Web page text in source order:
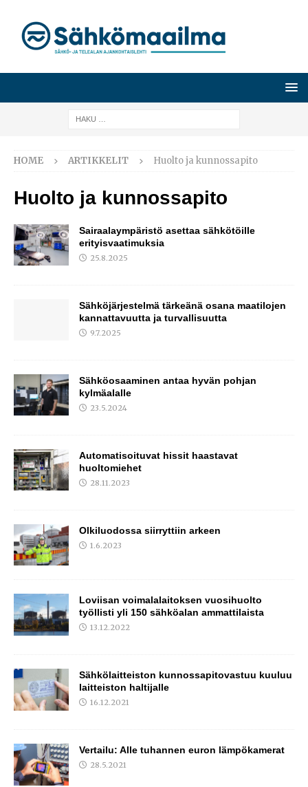
HOME ARTIKKELIT Huolto ja kunnossapito
Huolto ja kunnossapito
Sairaalaympäristö asettaa sähkötöille
erityisvaatimuksia
25.8.2025
Sähköjärjestelmä tärkeänä osana maatilojen
kannattavuutta ja turvallisuutta
9.7.2025
Sähköosaaminen antaa hyvän pohjan
kylmäalalle
23.5.2024
Automatisoituvat hissit haastavat
huoltomiehet
28.11.2023
Olkiluodossa siirryttiin arkeen
1.6.2023
Loviisan voimalalaitoksen vuosihuolto
työllisti yli 150 sähköalan ammattilaista
13.12.2022
Sähkölaitteiston kunnossapitovastuu kuuluu
laitteiston haltijalle
16.12.2021
Vertailu: Alle tuhannen euron lämpökamerat
28.5.2021